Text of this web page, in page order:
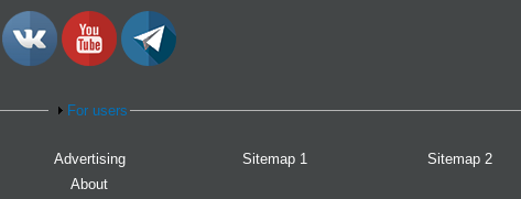
For users
Advertising Sitemap 1 Sitemap 2
About